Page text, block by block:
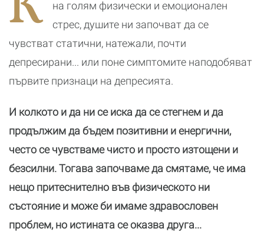
на голям физически и емоционален
стрес, душите ни започват да се
чувстват статични, натежали, почти
депресирани... или поне симптомите наподобяват
първите признаци на депресията.
И колкото и да ни се иска да се стегнем и да
продължим да бъдем позитивни и енергични,
често се чувстваме чисто и просто изтощени и
безсилни. Тогава започваме да смятаме, че има
нещо притеснително във физическото ни
състояние и може би имаме здравословен
проблем, но истината се оказва друга...